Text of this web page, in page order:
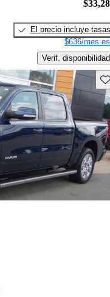
El precio incluye tasas
$636/mes
Verif. disponibilidad